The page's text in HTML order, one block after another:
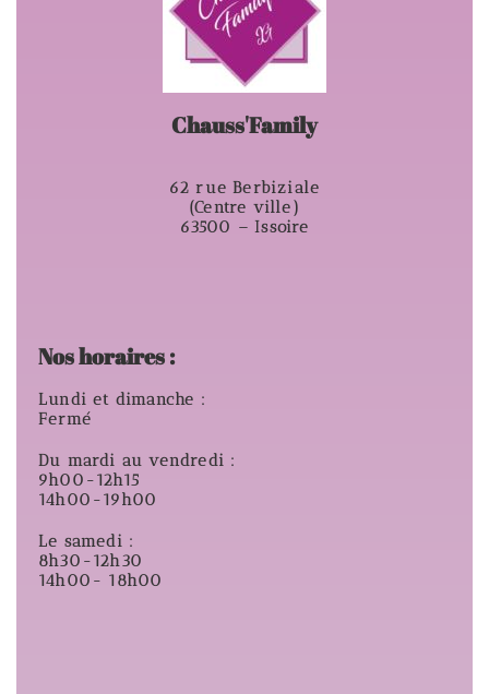
Chauss'Family
62 rue Berbiziale
(Centre ville)
63500 – Issoire
Nos horaires :
Lundi et dimanche :
Fermé
Du mardi au vendredi :
9h00-12h15
14h00-19h00
Le samedi :
8h30-12h30
14h00- 18h00